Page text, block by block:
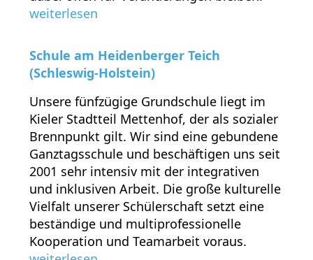
weiterlesen
Schule am Heidenberger Teich
(Schleswig-Holstein)
Unsere fünfzügige Grundschule liegt im
Kieler Stadtteil Mettenhof, der als sozialer
Brennpunkt gilt. Wir sind eine gebundene
Ganztagsschule und beschäftigen uns seit
2001 sehr intensiv mit der integrativen
und inklusiven Arbeit. Die große kulturelle
Vielfalt unserer Schülerschaft setzt eine
beständige und multiprofessionelle
Kooperation und Teamarbeit voraus.